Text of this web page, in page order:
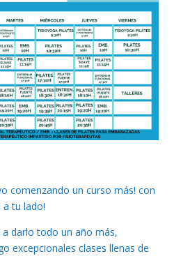
comenzando un curso más! con
tu lado!
darlo todo un año más,
excepcionales clases llenas de